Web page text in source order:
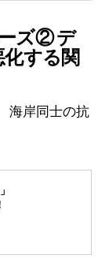
ズ② デ
する関
海岸同士の抗